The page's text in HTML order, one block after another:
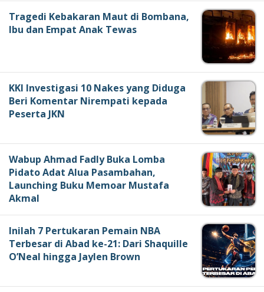
Tragedi Kebakaran Maut di Bombana,
Ibu dan Empat Anak Tewas
KKI Investigasi 10 Nakes yang Diduga
Beri Komentar Nirempati kepada
Peserta JKN
Wabup Ahmad Fadly Buka Lomba
Pidato Adat Alua Pasambahan,
Launching Buku Memoar Mustafa
Akmal
Inilah 7 Pertukaran Pemain NBA
Terbesar di Abad ke-21: Dari Shaquille
O’Neal hingga Jaylen Brown